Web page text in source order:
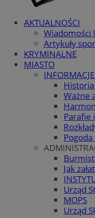
AKTUALNOŚCI
Wiadomości
Artykuły
KRYMINALNE
MIASTO
Ważne
Parafie
Jak
Urząd
MOPS
Urząd